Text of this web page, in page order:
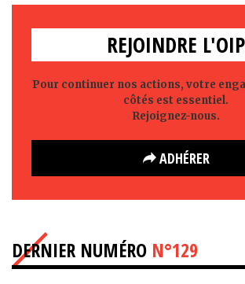
REJOINDRE L'OIP
Pour continuer nos actions, votre
côtés est essentiel.
Rejoignez-nous.
ADHÉRER
DERNIER NUMÉRO N°129